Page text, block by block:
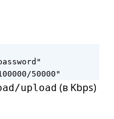
50000"
upload (в Kbps)